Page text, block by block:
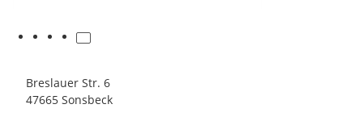
Breslauer Str. 6
47665 Sonsbeck